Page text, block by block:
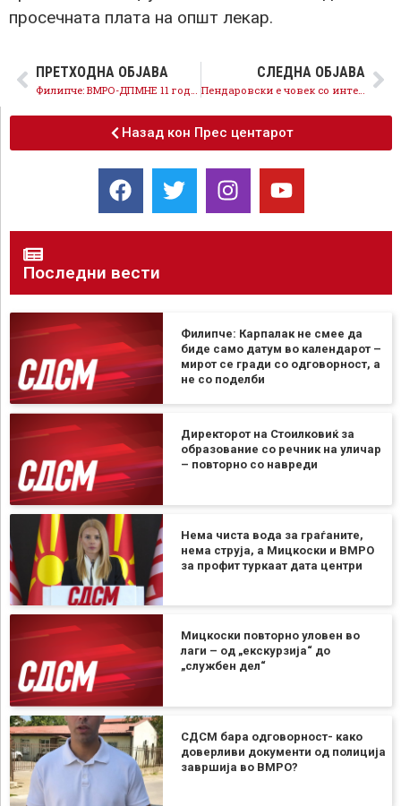
просечната плата на општ лекар.
ПРЕТХОДНА ОБЈАВА СЛЕДНА ОБЈАВА
Пендаровски е човек со интегритет, државнички став, план и визија за европска иднина на земјата
Назад кон Прес центарот
Последни вести
Филипче: Карпалак не смее да
биде само датум во календарот –
мирот се гради со одговорност, а
не со поделби
Директорот на Стоилковиќ за
образование со речник на уличар
– повторно со навреди
Нема чиста вода за граѓаните,
нема струја, а Мицкоски и ВМРО
за профит туркаат дата центри
Мицкоски повторно уловен во
лаги – од „екскурзија“ до
„службен дел“
СДСМ бара одговорност- како
доверливи документи од полиција
завршија во ВМРО?